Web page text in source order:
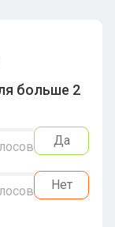
больше 2
Да
Нет